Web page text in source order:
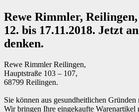
Rewe Rimmler,
12. bis 17.11.2018. Jetzt
denken.
Rewe Rimmler Reilingen,
Hauptstraße 103 – 107,
68799 Reilingen.
Sie können aus gesundheitlichen Gründen
Wir bringen Ihre eingekaufte Warenartikel